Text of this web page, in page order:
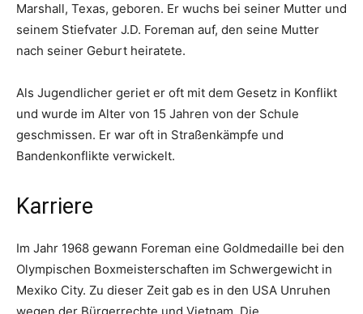
Marshall, Texas, geboren. Er wuchs bei seiner Mutter und
seinem Stiefvater J.D. Foreman auf, den seine Mutter
nach seiner Geburt heiratete.
Als Jugendlicher geriet er oft mit dem Gesetz in Konflikt
und wurde im Alter von 15 Jahren von der Schule
geschmissen. Er war oft in Straßenkämpfe und
Bandenkonflikte verwickelt.
Karriere
Im Jahr 1968 gewann Foreman eine Goldmedaille bei den
Olympischen Boxmeisterschaften im Schwergewicht in
Mexiko City. Zu dieser Zeit gab es in den USA Unruhen